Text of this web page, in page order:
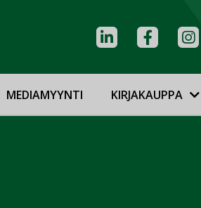
MEDIAMYYNTI KIRJAKAUPPA